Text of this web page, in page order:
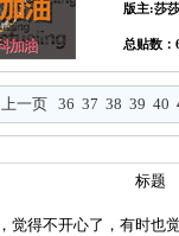
版主:莎
总贴数：
上一页 36 37 38 39 40
标题
觉得不开心了，有时也